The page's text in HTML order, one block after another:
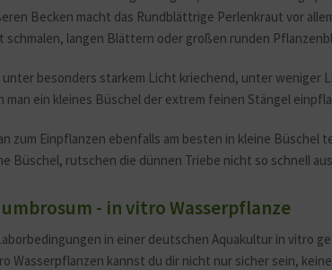
Becken macht das Rundblättrige Perlenkraut vor
schmalen, langen Blättern oder großen runden
besonders starkem Licht kriechend, unter weniger
man ein kleines Büschel der extrem feinen Stängel
zum Einpflanzen ebenfalls am besten in kleine
Büschel, rutschen die dünnen Triebe nicht so schnell
- in vitro Wasserpflanze
in einer deutschen Aquakultur in vitro
Wasserpflanzen kannst du dir nicht nur sicher sein,